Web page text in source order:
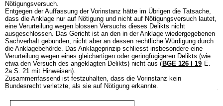
Nötigungsversuch.
Entgegen der Auffassung der Vorinstanz hätte im Übrigen die Tatsache,
dass die Anklage nur auf Nötigung und nicht auf Nötigungsversuch lautet,
eine Verurteilung wegen blossen Versuchs dieses Delikts nicht
ausgeschlossen. Das Gericht ist an den in der Anklage wiedergegebenen
Sachverhalt gebunden, nicht aber an dessen rechtliche Würdigung durch
die Anklagebehörde. Das Anklageprinzip schliesst insbesondere eine
Verurteilung wegen eines gleichartigen oder geringfügigeren Delikts (wie
etwa den Versuch des angeklagten Delikts) nicht aus ( BGE 126 I 19 E.
2a S. 21 mit Hinweisen).
Zusammenfassend ist festzuhalten, dass die Vorinstanz kein
Bundesrecht verletzte, als sie auf Nötigung erkannte.